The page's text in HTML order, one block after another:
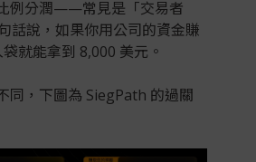
例分潤——常見是「交易者
話說，如果你用公司的資金賺
就能拿到 8,000 美元。
同，下圖為 SiegPath 的過關